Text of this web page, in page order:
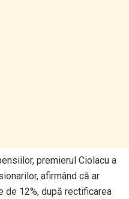
premierul Ciolacu a
afirmând că ar
12%, după rectificarea